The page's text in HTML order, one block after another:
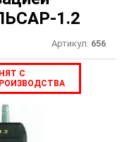
1.2
Артикул: 656
С